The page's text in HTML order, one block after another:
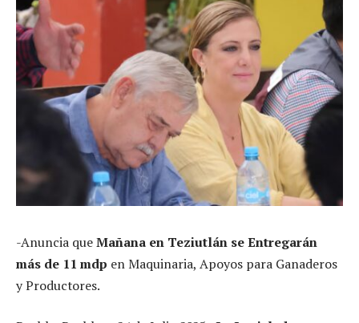
-Anuncia queMañana en Teziutlán se Entregarán
más de 11 mdp en Maquinaria, Apoyos para Ganaderos
y Productores.